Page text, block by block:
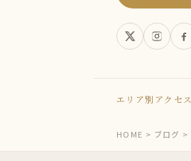
エリア別アクセス
HOME > ブログ >